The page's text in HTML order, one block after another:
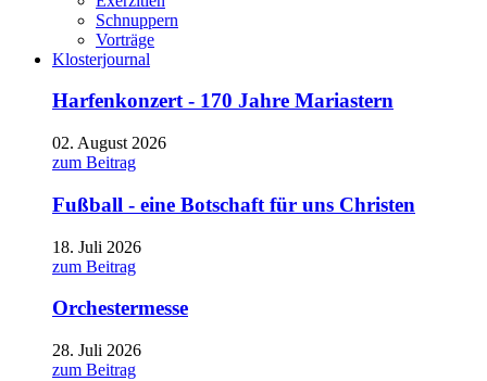
Schnuppern
Vorträge
Klosterjournal
Harfenkonzert - 170 Jahre Mariastern
02. August 2026
zum Beitrag
Fußball - eine Botschaft für uns Christen
18. Juli 2026
zum Beitrag
Orchestermesse
28. Juli 2026
zum Beitrag